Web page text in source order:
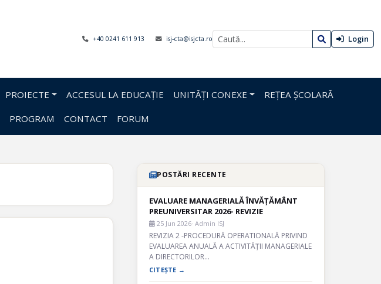
+40 0241 611 913 isj-cta@isjcta.ro Login
PROIECTE ACCESUL LA EDUCAȚIE UNITĂȚI CONEXE REȚEA ȘCOLARĂ
PROGRAM CONTACT FORUM
POSTĂRI RECENTE
EVALUARE MANAGERIALĂ ÎNVĂȚĂMÂNT
PREUNIVERSITAR 2026- REVIZIE
25 Jun 2026· Admin ISJ
REVIZIA 2 -PROCEDURĂ OPERATIONALĂ PRIVIND
EVALUAREA ANUALĂ A ACTIVITĂȚII MANAGERIALE
A DIRECTORILOR…
CITEȘTE →